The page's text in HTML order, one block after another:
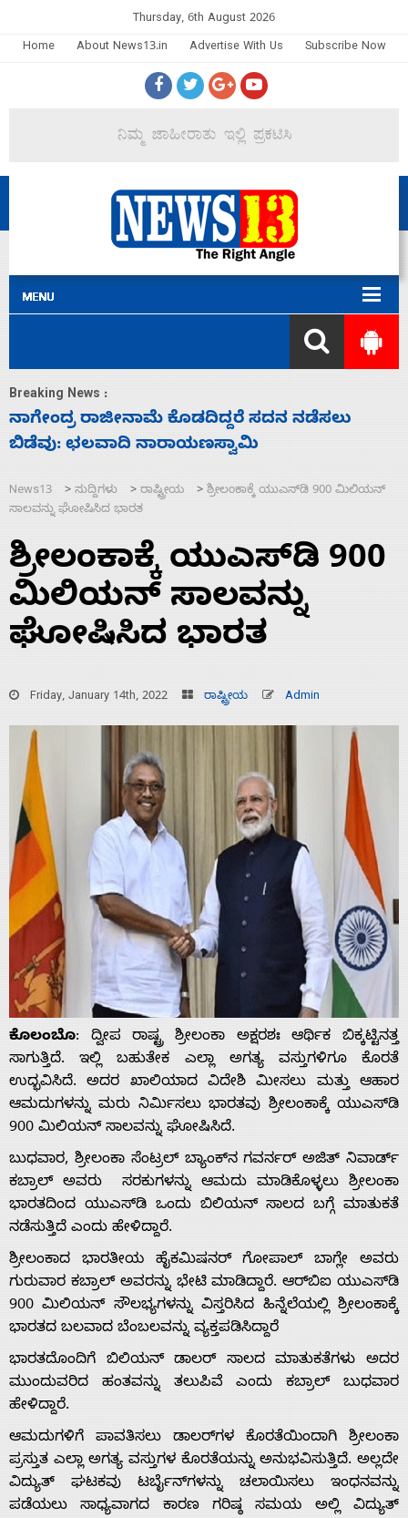
Thursday, 6th August 2026
Home
About News13.in Advertise With Us Subscribe Now
Breaking News :
ಸಚಿವ ಸಂಪುಟ ವಿಸ್ತರಣೆ ಮಾಡಿದ್ದು ಹಣಬಲ ಮತ್ತು
ಹೈಕಮಾಂಡ್ ರಾಜಕಾರಣಕ್ಕೆ: ವಿಜಯೇಂದ್ರ
Home
About
Us
Advertise
News13 > ಸುದ್ದಿಗಳು > ರಾಷ್ಟ್ರೀಯ > ಶ್ರೀಲಂಕಾಕ್ಕೆ ಯುಎಸ್‌ಡಿ 900 ಮಿಲಿಯನ್
ಸಾಲವನ್ನು ಘೋಷಿಸಿದ ಭಾರತ
ಶ್ರೀಲಂಕಾಕ್ಕೆ ಯುಎಸ್‌ಡಿ 900
ಮಿಲಿಯನ್ ಸಾಲವನ್ನು
ಘೋಷಿಸಿದ ಭಾರತ
Friday, January 14th, 2022 ರಾಷ್ಟ್ರೀಯ Admin
ಕೊಲಂಬೊ: ದ್ವೀಪ ರಾಷ್ಟ್ರ ಶ್ರೀಲಂಕಾ ಅಕ್ಷರಶಃ ಆರ್ಥಿಕ ಬಿಕ್ಕಟ್ಟಿನತ್ತ
ಸಾಗುತ್ತಿದೆ. ಇಲ್ಲಿ ಬಹುತೇಕ ಎಲ್ಲಾ ಅಗತ್ಯ ವಸ್ತುಗಳಿಗೂ ಕೊರತೆ
ಉದ್ಭವಿಸಿದೆ. ಅದರ ಖಾಲಿಯಾದ ವಿದೇಶಿ ಮೀಸಲು ಮತ್ತು ಆಹಾರ
ಆಮದುಗಳನ್ನು ಮರು ನಿರ್ಮಿಸಲು ಭಾರತವು ಶ್ರೀಲಂಕಾಕ್ಕೆ ಯುಎಸ್‌ಡಿ
900 ಮಿಲಿಯನ್ ಸಾಲವನ್ನು ಘೋಷಿಸಿದೆ.
ಬುಧವಾರ, ಶ್ರೀಲಂಕಾ ಸೆಂಟ್ರಲ್ ಬ್ಯಾಂಕ್‌ನ ಗವರ್ನರ್ ಅಜಿತ್ ನಿವಾರ್ಡ್
ಕಬ್ರಾಲ್ ಅವರು ಸರಕುಗಳನ್ನು ಆಮದು ಮಾಡಿಕೊಳ್ಳಲು ಶ್ರೀಲಂಕಾ
ಭಾರತದಿಂದ ಯುಎಸ್‌ಡಿ ಒಂದು ಬಿಲಿಯನ್ ಸಾಲದ ಬಗ್ಗೆ ಮಾತುಕತೆ
ನಡೆಸುತ್ತಿದೆ ಎಂದು ಹೇಳಿದ್ದಾರೆ.
ಶ್ರೀಲಂಕಾದ ಭಾರತೀಯ ಹೈಕಮಿಷನರ್ ಗೋಪಾಲ್ ಬಾಗ್ಲೇ ಅವರು
ಗುರುವಾರ ಕಬ್ರಾಲ್ ಅವರನ್ನು ಭೇಟಿ ಮಾಡಿದ್ದಾರೆ. ಆರ್‌ಬಿಐ ಯುಎಸ್‌ಡಿ
900 ಮಿಲಿಯನ್ ಸೌಲಭ್ಯಗಳನ್ನು ವಿಸ್ತರಿಸಿದ ಹಿನ್ನೆಲೆಯಲ್ಲಿ ಶ್ರೀಲಂಕಾಕ್ಕೆ
ಭಾರತದ ಬಲವಾದ ಬೆಂಬಲವನ್ನು ವ್ಯಕ್ತಪಡಿಸಿದ್ದಾರೆ
ಭಾರತದೊಂದಿಗೆ ಬಿಲಿಯನ್ ಡಾಲರ್ ಸಾಲದ ಮಾತುಕತೆಗಳು ಅದರ
ಮುಂದುವರಿದ ಹಂತವನ್ನು ತಲುಪಿವೆ ಎಂದು ಕಬ್ರಾಲ್ ಬುಧವಾರ
ಹೇಳಿದ್ದಾರೆ.
ಆಮದುಗಳಿಗೆ ಪಾವತಿಸಲು ಡಾಲರ್‌ಗಳ ಕೊರತೆಯಿಂದಾಗಿ ಶ್ರೀಲಂಕಾ
ಪ್ರಸ್ತುತ ಎಲ್ಲಾ ಅಗತ್ಯ ವಸ್ತುಗಳ ಕೊರತೆಯನ್ನು ಅನುಭವಿಸುತ್ತಿದೆ. ಅಲ್ಲದೇ
ವಿದ್ಯುತ್ ಘಟಕವು ಟರ್ಬೈನ್‌ಗಳನ್ನು ಚಲಾಯಿಸಲು ಇಂಧನವನ್ನು
ಪಡೆಯಲು ಸಾಧ್ಯವಾಗದ ಕಾರಣ ಗರಿಷ್ಠ ಸಮಯ ಅಲ್ಲಿ ವಿದ್ಯುತ್